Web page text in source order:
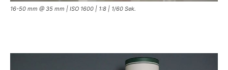
16-50 mm @ 35 mm | ISO 1600 | 1:8 | 1/60 Sek.